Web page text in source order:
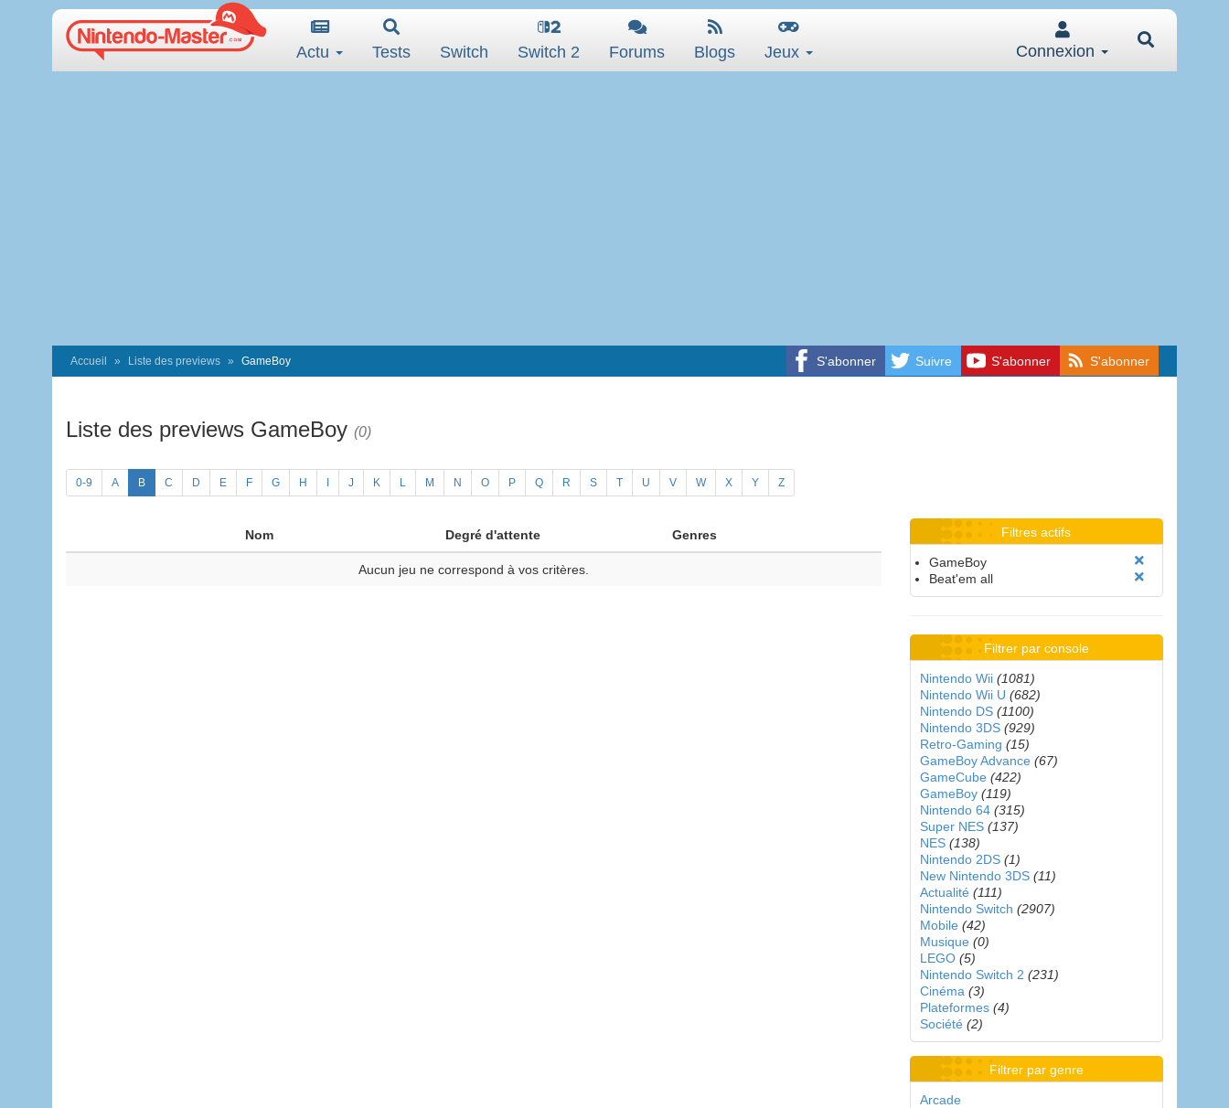
Actu Tests Switch Switch 2 Forums Blogs Jeux Connexion
S'abonner Suivre S'abonner S'abonner
Accueil Liste des previews GameBoy
Liste des previews GameBoy (0)
0-9 A B C D E F G H J K L M N O P Q R S T U V W X Y Z
Nom Degré d'attente Genres
Aucun jeu ne correspond à vos critères.
Filtres actifs
GameBoy
Beat'em all
Filtrer par console
Nintendo Wii (1081)
Nintendo Wii U (682)
Nintendo DS (1100)
Nintendo 3DS (929)
Retro-Gaming (15)
GameBoy Advance (67)
GameCube (422)
GameBoy (119)
Nintendo 64 (315)
Super NES (137)
NES (138)
Nintendo 2DS (1)
New Nintendo 3DS (11)
Actualité (111)
Nintendo Switch (2907)
Mobile (42)
Musique (0)
LEGO (5)
Nintendo Switch 2 (231)
Cinéma (3)
Plateformes (4)
Société (2)
Filtrer par genre
Arcade